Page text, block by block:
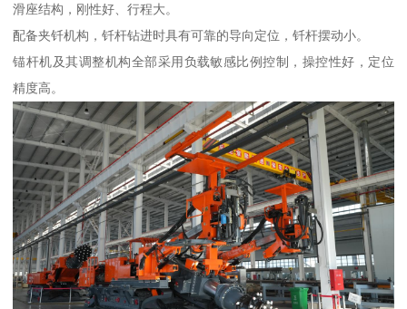
滑座结构，刚性好、行程大。
配备夹钎机构，钎杆钻进时具有可靠的导向定位，钎杆摆动小。
锚杆机及其调整机构全部采用负载敏感比例控制，操控性好，定位
精度高。